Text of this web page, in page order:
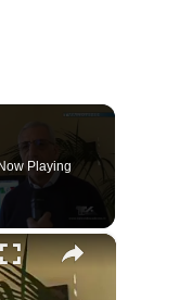
Now Playing
×